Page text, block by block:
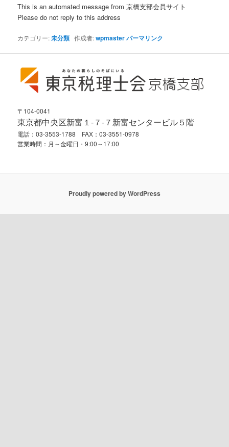
This is an automated message from 京橋支部会員サイト
Please do not reply to this address
カテゴリー:未分類 作成者:wpmasterパーマリンク
〒104-0041
東京都中央区新富１-７-７新富センタービル５階
電話：03-3553-1788 FAX：03-3551-0978
営業時間：月～金曜日・9:00～17:00
Proudly powered by WordPress